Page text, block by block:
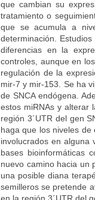
que cambian su
tratamiento o
que se acumula a
determinación.
diferencias en la
controles, aunque en
regulación de la
mir-7 y mir-153. Se ha
de SNCA endógena.
estos miRNAs y alterar
región 3´UTR del gen
haga que los niveles de
involucrados en alguna
bases bioinformáticas
nuevo camino hacia un
una posible diana
semilleros se pretende